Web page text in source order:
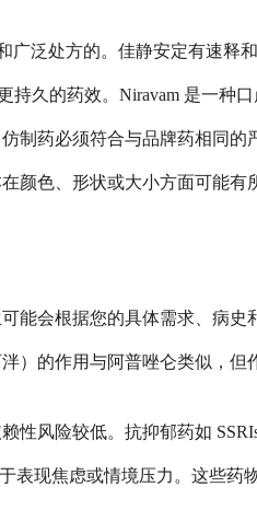
泛处方的。佳静安定有速释
久的药效。Niravam 是一种
制药必须符合与品牌药相同
颜色、形状或大小方面可能
能会根据您的具体需求、病史
）的作用与阿普唑仑类似，
风险较低。抗抑郁药如
现焦虑或情境压力。这些药